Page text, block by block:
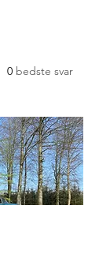
0 bedste svar